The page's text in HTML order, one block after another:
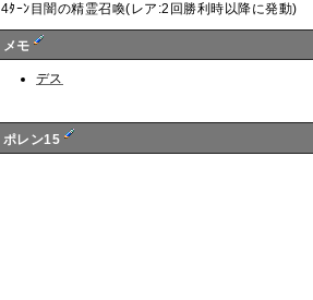
4ﾀｰﾝ目闇の精霊召喚(レア:2回勝利時以降に発動)
メモ
デス
ポレン15